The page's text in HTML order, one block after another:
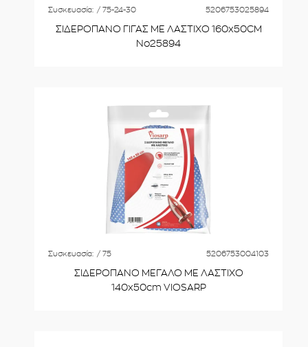
Συσκευασία: / 75-24-30 5206753025894
ΣΙΔΕΡΟΠΑΝΟ ΓΙΓΑΣ ΜΕ ΛΑΣΤΙΧΟ 160x50CM
Νο25894
Συσκευασία: / 75 5206753004103
ΣΙΔΕΡΟΠΑΝΟ ΜΕΓΑΛΟ ΜΕ ΛΑΣΤΙΧΟ
140x50cm VIOSARP